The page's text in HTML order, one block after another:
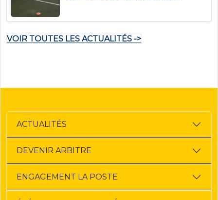
VOIR TOUTES LES ACTUALITÉS ->
ACTUALITÉS
DEVENIR ARBITRE
ENGAGEMENT LA POSTE